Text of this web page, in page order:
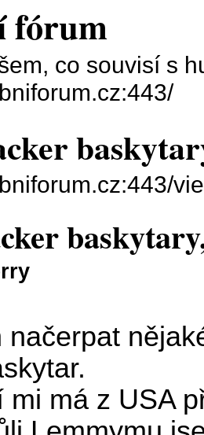
fórum
co souvisí s
načerpat
mi má z USA